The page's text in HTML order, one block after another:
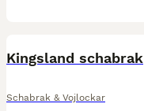
Kingsland schabrak
Schabrak & Vojlockar